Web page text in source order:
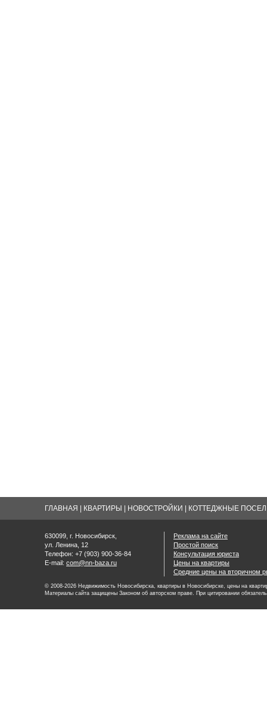
ГЛАВНАЯ КВАРТИРЫ НОВОСТРОЙКИ КОТТЕДЖНЫЕ
630099, г. Новосибирск,
ул. Ленина, 12
Телефон: +7 (903) 900-36-84
E-mail: com@nn-baza.ru
Реклама на сайте
Простой поиск
Консультация юриста
Цены на квартиры
Средние цены на вторичном
© 2008-2026 Недвижимость Новосибирска, квартиры в Новосибирске, цены на
Материалы сайта защищены Законом об авторском праве. При цитировании